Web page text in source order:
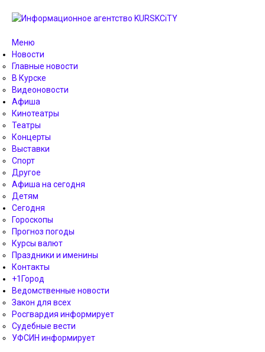
Меню
Новости
Главные новости
В Курске
Видеоновости
Афиша
Кинотеатры
Театры
Концерты
Выставки
Спорт
Другое
Афиша на сегодня
Детям
Сегодня
Гороскопы
Прогноз погоды
Курсы валют
Праздники и именины
Контакты
+1Город
Ведомственные новости
Закон для всех
Росгвардия информирует
Судебные вести
УФСИН информирует